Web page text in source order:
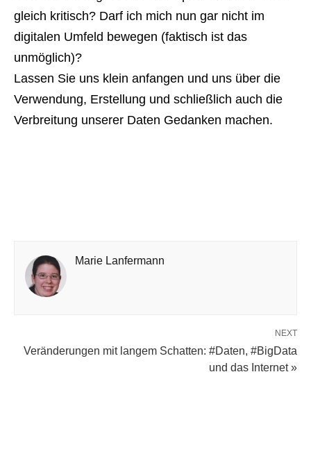
gleich kritisch? Darf ich mich nun gar nicht im
digitalen Umfeld bewegen (faktisch ist das
unmöglich)?
Lassen Sie uns klein anfangen und uns über die
Verwendung, Erstellung und schließlich auch die
Verbreitung unserer Daten Gedanken machen.
Marie Lanfermann
NEXT
Veränderungen mit langem Schatten: #Daten, #BigData
und das Internet »